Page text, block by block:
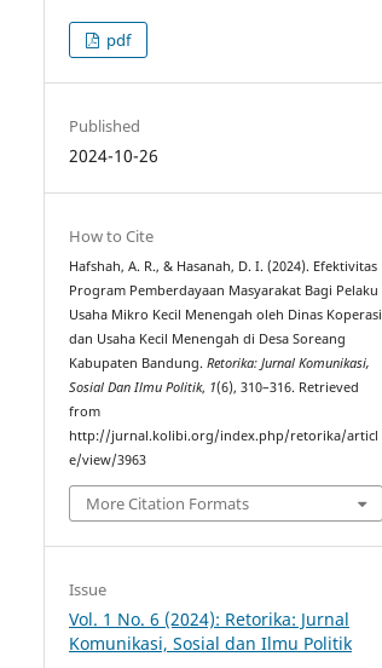
pdf
Published
2024-10-26
How to Cite
Hafshah, A. R., & Hasanah, D. I. (2024). Efektivitas
Program Pemberdayaan Masyarakat Bagi Pelaku
Usaha Mikro Kecil Menengah oleh Dinas Koperasi
dan Usaha Kecil Menengah di Desa Soreang
Kabupaten Bandung.Retorika: Jurnal Komunikasi,
Sosial Dan Ilmu Politik, 1(6), 310–316. Retrieved
from
http://jurnal.kolibi.org/index.php/retorika/articl
e/view/3963
More Citation Formats
Issue
Vol. 1 No. 6 (2024): Retorika: Jurnal
Komunikasi, Sosial dan Ilmu Politik